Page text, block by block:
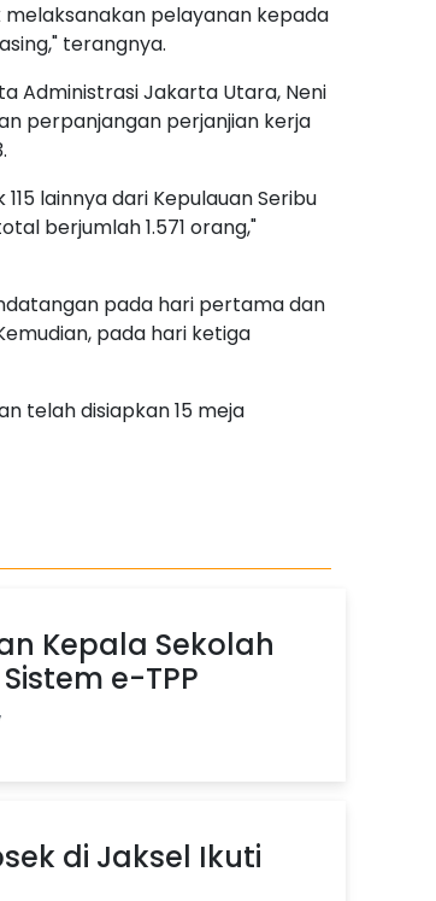
pelayanan kepada
terangnya.
Administrasi Jakarta Utara, Neni
perpanjangan perjanjian kerja
lainnya dari Kepulauan Seribu
berjumlah 1.571 orang,"
pada hari pertama dan
pada hari ketiga
telah disiapkan 15 meja
Kepala Sekolah
e-TPP
di Jaksel Ikuti